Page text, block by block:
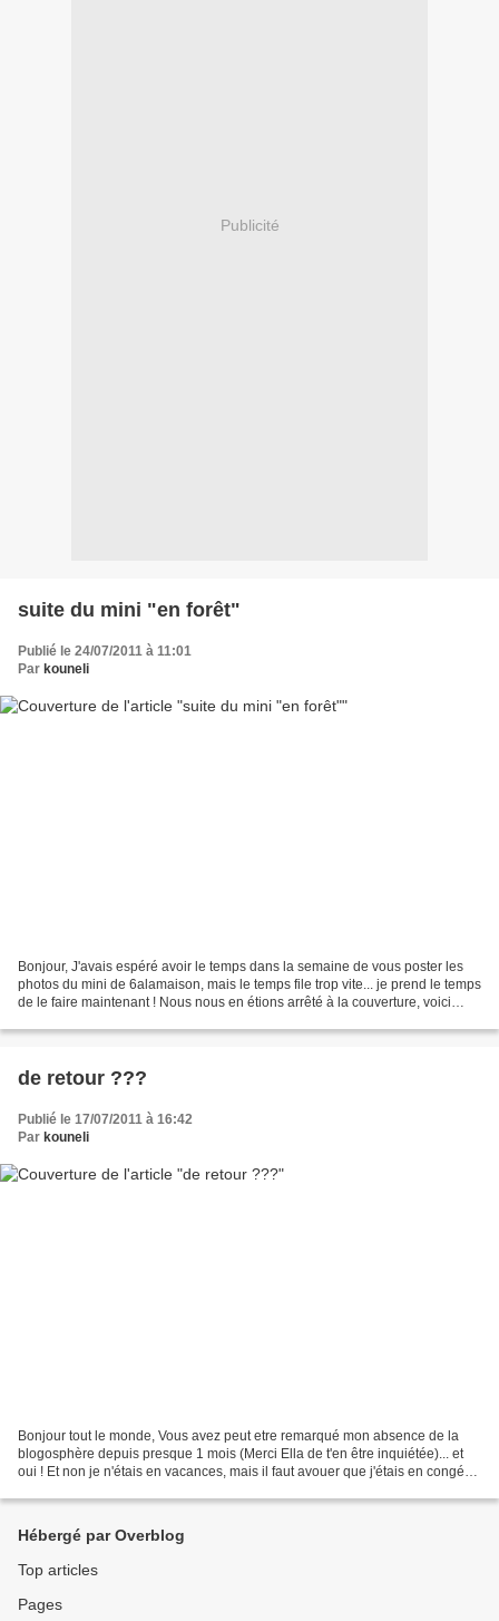
Publicité
suite du mini "en forêt"
Publié le 24/07/2011 à 11:01
Par kouneli
Bonjour, J'avais espéré avoir le temps dans la semaine de vous poster les
photos du mini de 6alamaison, mais le temps file trop vite... je prend le temps
de le faire maintenant ! Nous nous en étions arrêté à la couverture, voici
de retour ???
Publié le 17/07/2011 à 16:42
Par kouneli
Bonjour tout le monde, Vous avez peut etre remarqué mon absence de la
blogosphère depuis presque 1 mois (Merci Ella de t'en être inquiétée)... et
oui ! Et non je n'étais en vacances, mais il faut avouer que j'étais en congés...
Hébergé par Overblog
Top articles
Pages